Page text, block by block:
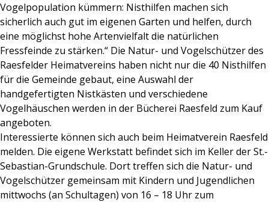
Vogelpopulation kümmern: Nisthilfen machen sich
sicherlich auch gut im eigenen Garten und helfen, durch
eine möglichst hohe Artenvielfalt die natürlichen
Fressfeinde zu stärken.“ Die Natur- und Vogelschützer des
Raesfelder Heimatvereins haben nicht nur die 40 Nisthilfen
für die Gemeinde gebaut, eine Auswahl der
handgefertigten Nistkästen und verschiedene
Vogelhäuschen werden in der Bücherei Raesfeld zum Kauf
angeboten.
Interessierte können sich auch beim Heimatverein Raesfeld
melden. Die eigene Werkstatt befindet sich im Keller der St.-
Sebastian-Grundschule. Dort treffen sich die Natur- und
Vogelschützer gemeinsam mit Kindern und Jugendlichen
mittwochs (an Schultagen) von 16 – 18 Uhr zum